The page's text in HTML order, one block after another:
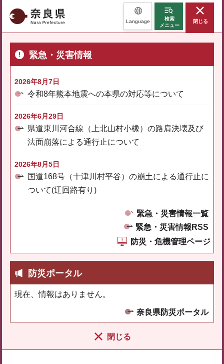
奈良県 Language
検索
メニュー
閉じる
緊急・災害情報
2026年8月7日
令和8年熊本地震への本県の対応等について
2026年6月29日
県道東川河合線（上北山村小橡）の路肩決壊及び
法面崩落による通行止について
2026年8月5日
国道168号（十津川村平谷）の崩土による通行止に
ついて(迂回路有り)
緊急・災害情報一覧
緊急・災害情報RSS
防災・危機管理ページ
防災ポータル
現在、情報はありません。
奈良県防災ポータル
閉じる